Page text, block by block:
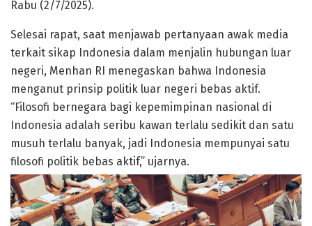
Rabu (2/7/2025).
Selesai rapat, saat menjawab pertanyaan awak media
terkait sikap Indonesia dalam menjalin hubungan luar
negeri, Menhan RI menegaskan bahwa Indonesia
menganut prinsip politik luar negeri bebas aktif.
“Filosofi bernegara bagi kepemimpinan nasional di
Indonesia adalah seribu kawan terlalu sedikit dan satu
musuh terlalu banyak, jadi Indonesia mempunyai satu
filosofi politik bebas aktif,” ujarnya.